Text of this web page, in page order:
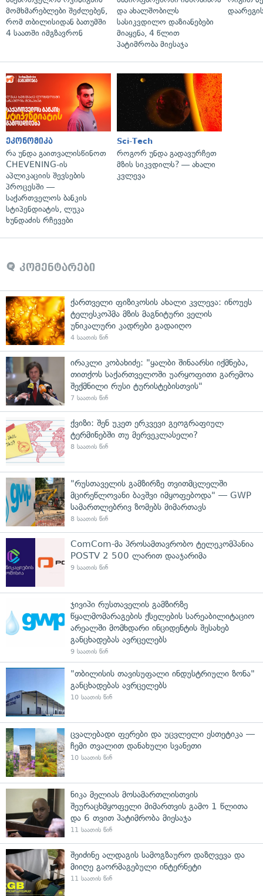
მომხმარებლები შეძლებენ,
რომ თბილისიდან ბათუმში
4 საათში იმგზავრონ
და ახალშობილს
სასიკვდილო დაზიანებები
მიაყენა, 4 წლით
პატიმრობა მიესაჯა
ეკონომიკა
რა უნდა გაითვალისწინოთ
CHEVENING-ის
აპლიკაციის შევსების
პროცესში —
საქართველოს ბანკის
სტიპენდიატის, ლუკა
ხუნდაძის რჩევები
Sci-Tech
როგორ უნდა გადავურჩეთ
მზის სიკვდილს? — ახალი
კვლევა
კომენტარები
ქართველი ფიზიკოსის ახალი კვლევა: ინოუეს
ტელესკოპმა მზის მაგნიტური ველის
უნიკალური კადრები გადაიღო
4 საათის წინ
ირაკლი კობახიძე: "ყალბი შინაარსი იქმნება,
თითქოს საქართველოში უარყოფითი გარემოა
შექმნილი რუსი ტურისტებისთვის"
7 საათის წინ
ქვიზი: შენ უკეთ ერკვევი გეოგრაფიულ
ტერმინებში თუ მერვეკლასელი?
8 საათის წინ
"რუსთაველის გამზირზე თვითმცლელში
მცირეწლოვანი ბავშვი იმყოფებოდა" — GWP
სამართლებრივ ზომებს მიმართავს
8 საათის წინ
ComCom-მა პროსამთავრობო ტელეკომპანია
POSTV 2 500 ლარით დააჯარიმა
9 საათის წინ
ჯივიპი რუსთაველის გამზირზე
წყალმომარაგების ქსელების სარეაბილიტაციო
არეალში მომხდარი ინციდენტის შესახებ
განცხადებას ავრცელებს
9 საათის წინ
"თბილისის თავისუფალი ინდუსტრიული ზონა"
განცხადებას ავრცელებს
10 საათის წინ
ცვალებადი ფერები და უცვლელი ესთეტიკა —
ჩემი თვალით დანახული სვანეთი
10 საათის წინ
ნიკა მელიას მოსამართლისთვის
შეურაცხმყოფელი მიმართვის გამო 1 წლითა
და 6 თვით პატიმრობა მიესაჯა
11 საათის წინ
შეიძინე ალდაგის სამოგზაურო დაზღვევა და
მიიღე გაორმაგებული ინტერნეტი
11 საათის წინ